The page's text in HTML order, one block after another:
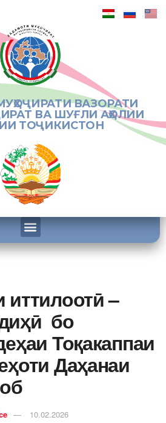
ВАЗОРАТИ
ВА ШУҒЛИ АҲОЛИИ
ТОҶИКИСТОН
–
бо
Тоқакаппаи
Даҳанаи
10.02.2026